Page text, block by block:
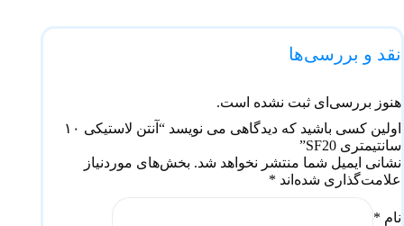
نقد و بررسی‌ها
هنوز بررسی‌ای ثبت نشده است.
اولین کسی باشید که دیدگاهی می نویسد “آنتن لاستیکی ۱۰
سانتیمتری SF20”
نشانی ایمیل شما منتشر نخواهد شد. بخش‌های موردنیاز
علامت‌گذاری شده‌اند *
نام *